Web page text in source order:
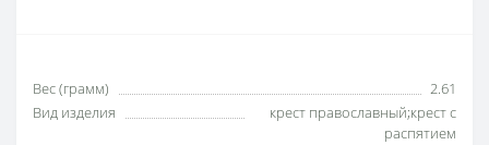
Вес (грамм)
2.61
Вид изделия
крест православный;крест с
распятием